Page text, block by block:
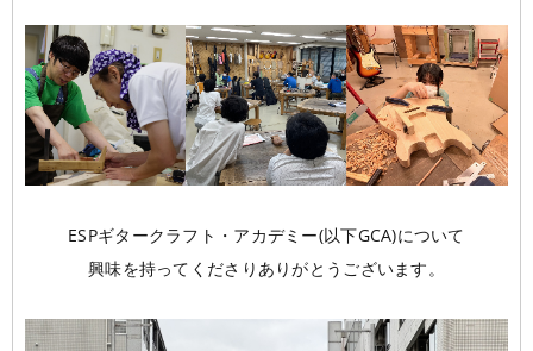
メッセージ ESPヒストリー 学校の特長
学科コース
学科・コース紹介
入学案内
学費サポート 短期大学併修制度
よくある質問
就職進路指導 就職実績 卒業生紹介
スペシャル
イベント 来校アーティスト
各校紹介
在校生の声
スタッフ紹介
生徒作品紹介
ESPギタークラフト・アカデミー(以下GCA)について
興味を持ってくださりありがとうございます。